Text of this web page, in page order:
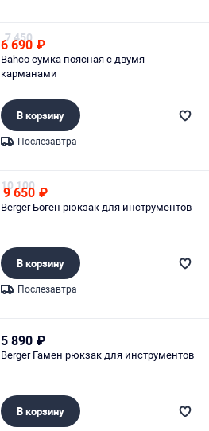
7 450
6 690 ₽
Bahco сумка поясная с двумя
карманами
В корзину
Послезавтра
10 100
9 650 ₽
Berger Боген рюкзак для инструментов
В корзину
Послезавтра
5 890 ₽
Berger Гамен рюкзак для инструментов
В корзину